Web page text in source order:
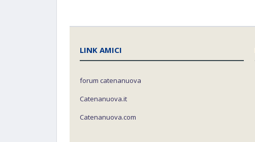
LINK AMICI
forum catenanuova
Catenanuova.it
Catenanuova.com